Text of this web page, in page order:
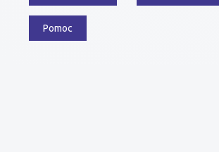
dodatkowe
Pomoc